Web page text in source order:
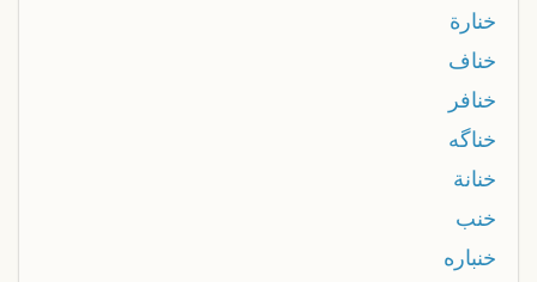
خنارة
خناف
خنافر
خناگه
خنانة
خنب
خنباره